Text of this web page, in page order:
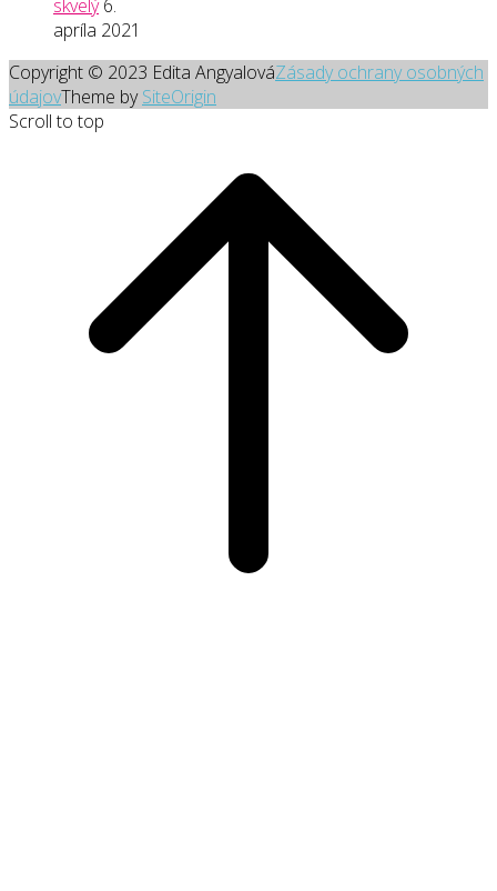
skvelý 6.
apríla 2021
Copyright © 2023 Edita AngyalováZásady ochrany osobných
údajovTheme bySiteOrigin
Scroll to top